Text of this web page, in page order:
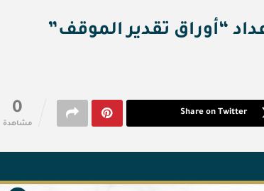
“أوراق تقدير الموقف”
0
مشاهدة
Share on Twitter